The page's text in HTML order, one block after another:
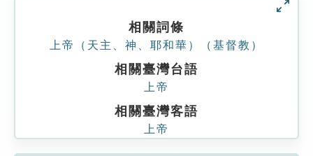
相關詞條
上帝（天主、神、耶和華）（基督教）
相關臺灣台語
上帝
相關臺灣客語
上帝